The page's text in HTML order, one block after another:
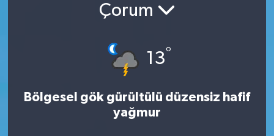
Çorum
13°
Bölgesel gök gürültülü düzensiz hafif
yağmur
PROJELER İNGİLİZCE